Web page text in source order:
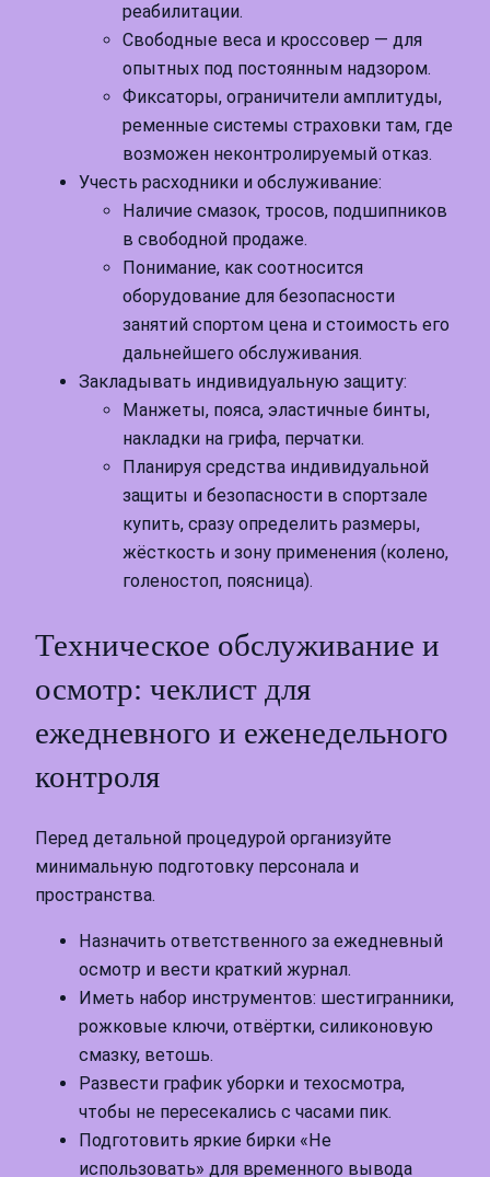
реабилитации.
Свободные веса и кроссовер — для
опытных под постоянным надзором.
Фиксаторы, ограничители амплитуды,
ременные системы страховки там, где
возможен неконтролируемый отказ.
Учесть расходники и обслуживание:
Наличие смазок, тросов, подшипников
в свободной продаже.
Понимание, как соотносится
оборудование для безопасности
занятий спортом цена и стоимость его
дальнейшего обслуживания.
Закладывать индивидуальную защиту:
Манжеты, пояса, эластичные бинты,
накладки на грифа, перчатки.
Планируя средства индивидуальной
защиты и безопасности в спортзале
купить, сразу определить размеры,
жёсткость и зону применения (колено,
голеностоп, поясница).
Техническое обслуживание и
осмотр: чеклист для
ежедневного и еженедельного
контроля
Перед детальной процедурой организуйте
минимальную подготовку персонала и
пространства.
Назначить ответственного за ежедневный
осмотр и вести краткий журнал.
Иметь набор инструментов: шестигранники,
рожковые ключи, отвёртки, силиконовую
смазку, ветошь.
Развести график уборки и техосмотра,
чтобы не пересекались с часами пик.
Подготовить яркие бирки «Не
использовать» для временного вывода